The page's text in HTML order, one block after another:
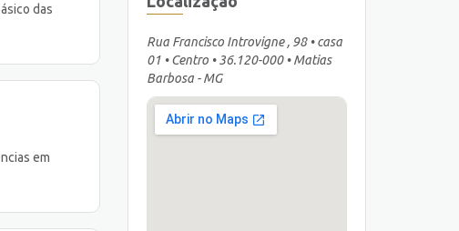
das
em
Rua Francisco Introvigne , 98 • casa
01 • Centro • 36.120-000 • Matias
Barbosa - MG